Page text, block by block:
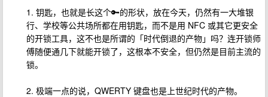
1. 钥匙，也就是长这个🔑的形状，放在今天，仍然有一大堆银
行、学校等公共场所都在用钥匙，而不是用 NFC 或其它更安全
的开锁工具，这不也是所谓的「时代倒退的产物」吗？连开锁师
傅随便通几下就能开锁了，这根本不安全，但仍然是目前主流的
锁。
2. 极端一点的说，QWERTY 键盘也是上世纪时代的产物。